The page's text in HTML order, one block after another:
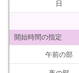
日
開始時間の指定
午前の部